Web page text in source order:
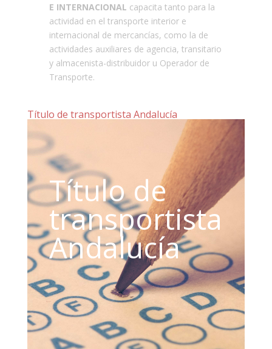
E INTERNACIONAL capacita tanto para la
actividad en el transporte interior e
internacional de mercancías, como la de
actividades auxiliares de agencia, transitario
y almacenista-distribuidor u Operador de
Transporte.
Título de transportista Andalucía
Título de
transportista
Andalucía